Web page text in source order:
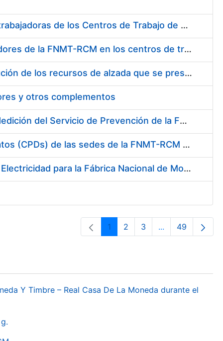
Suministro de Protectores Auditivos a medida para las personas trabajadoras de los Centros de Trabajo de Madrid y Burgos
Suministro de gafas graduadas antiproyecciones para los trabajadores de la FNMT-RCM en los centros de trabajo de Madrid y Burgos
Servicios de una empresa externa para el asesoramiento y resolución de los recursos de alzada que se presentan relacionados con procesos de selección para la FNMT-RCM
y otros complementos
Servicio de Calibración y Verificación Externa de los Equipos de Medición del Servicio de Prevención de la FNMT-RCM
Conexión mediante Fibra Óptica de los Centros de Proceso de Datos (CPDs) de las sedes de la FNMT-RCM de Burgos y Madrid
Contratación de acuerdo marco para el Suministro de Material de Electricidad para la Fábrica Nacional de Moneda y Timbre-Real Casa de la Moneda en su centro de trabajo de Burgos
Páxina
1 Páxina
2 Páxina
3 ...PáxinasPáxina
49
Y Timbre – Real Casa De La Moneda durante el